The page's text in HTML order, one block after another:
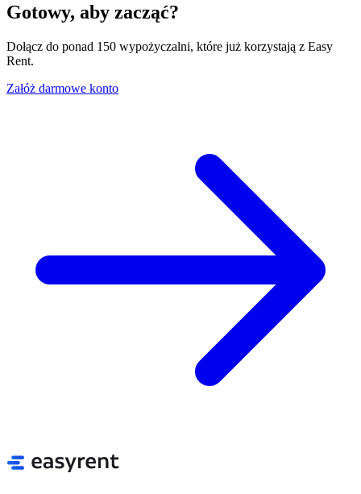
Gotowy, aby zacząć?
Dołącz do ponad 150 wypożyczalni, które już korzystają z Easy
Rent.
Załóż darmowe konto